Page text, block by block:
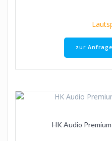
zur
HK Audio